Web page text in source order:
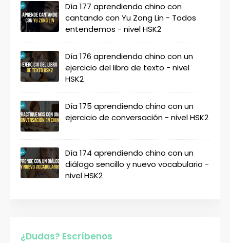
Día 177 aprendiendo chino con
cantando con Yu Zong Lin - Todos
entendemos - nivel HSK2
Día 176 aprendiendo chino con un
ejercicio del libro de texto - nivel
HSK2
Día 175 aprendiendo chino con un
ejercicio de conversación - nivel HSK2
Día 174 aprendiendo chino con un
diálogo sencillo y nuevo vocabulario -
nivel HSK2
¿Dudas? Escríbenos